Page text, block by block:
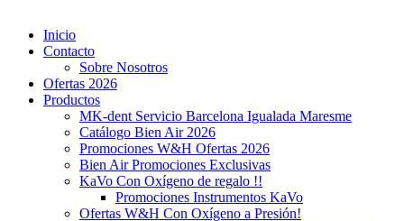
Inicio
Contacto
Sobre Nosotros
Ofertas 2026
Productos
MK-dent Servicio Barcelona Igualada Maresme
Catálogo Bien Air 2026
Promociones W&H Ofertas 2026
Bien Air Promociones Exclusivas
KaVo Con Oxígeno de regalo !!
Promociones Instrumentos KaVo
Ofertas W&H Con Oxígeno a Presión!